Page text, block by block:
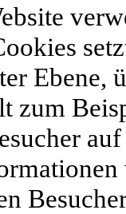
Ebene,
zum